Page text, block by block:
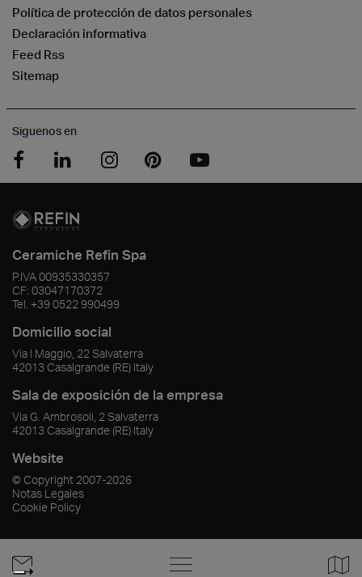
Política de protección de datos personales
Declaración informativa
Feed Rss
Sitemap
Siguenos en
Ceramiche Refin Spa
P.IVA00935330357
CF: 03047170372
Tel. +39 0522 990499
Domicilio social
Via I Maggio, 22 Salvaterra
42013 Casalgrande (RE) Italy
Sala de exposición de la empresa
Via G. Ambrosoli, 2 Salvaterra
42013 Casalgrande (RE) Italy
Website
© Copyright 2007-2026
Notas Legales
Cookie Policy